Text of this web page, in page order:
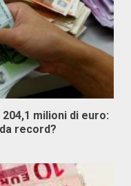
milioni di euro:
record?